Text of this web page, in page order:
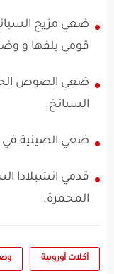
ضعي مزيج
قومي بلفها و
ضعي الصوص
السبانخ.
ضعي الصينية في الفرن
قدمي انشيلادا
المحمرة.
أكلات أوروبية